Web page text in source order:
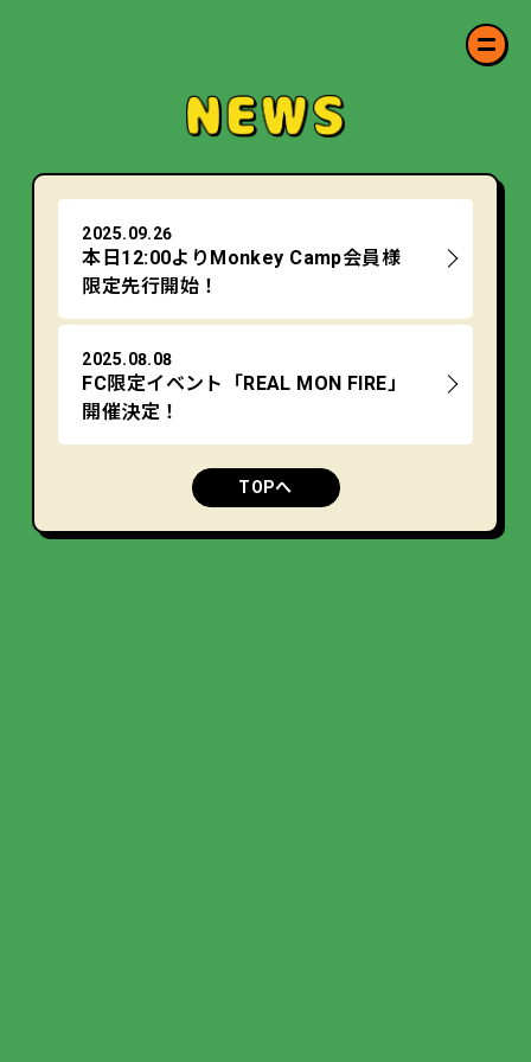
2025.09.26
本日12:00よりMonkey Camp会員様
限定先行開始！
2025.08.08
FC限定イベント「REAL MON FIRE」
開催決定！
TOPへ